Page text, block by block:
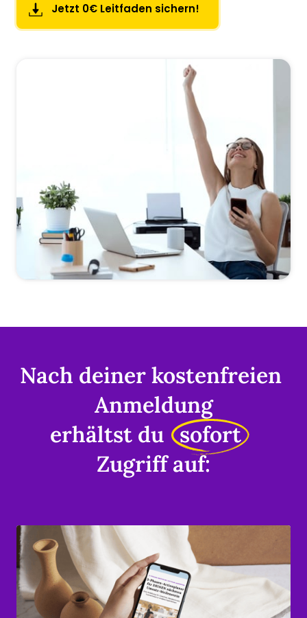
Jetzt 0€ Leitfaden sichern!
Nach deiner kostenfreien
Anmeldung
erhältst du sofort
Zugriff auf: